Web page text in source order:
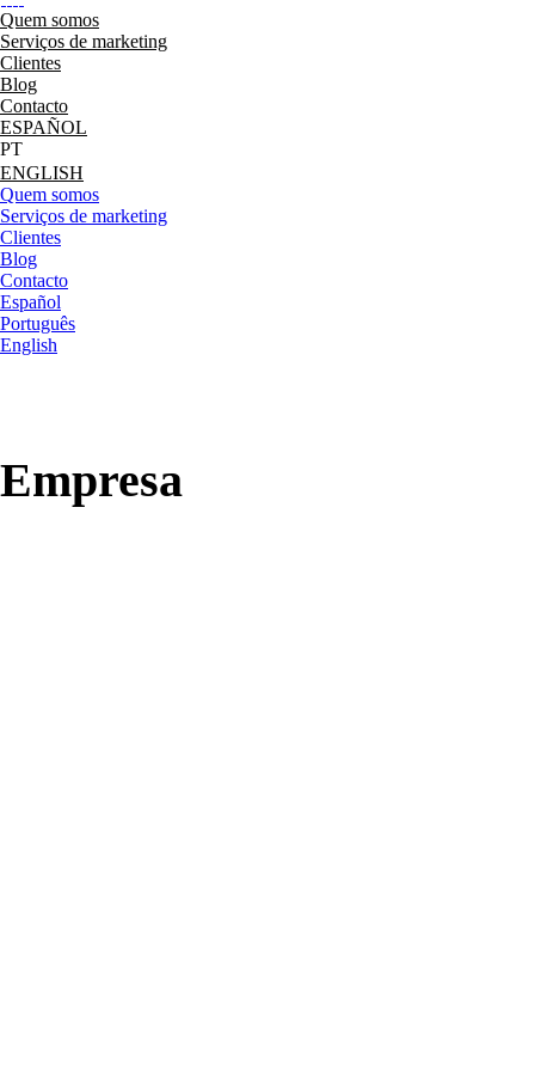
Quem somos
Serviços de marketing
Clientes
Blog
Contacto
ESPAÑOL
ENGLISH
Quem somos
Serviços de marketing
Clientes
Blog
Contacto
Español
Português
English
Empresa